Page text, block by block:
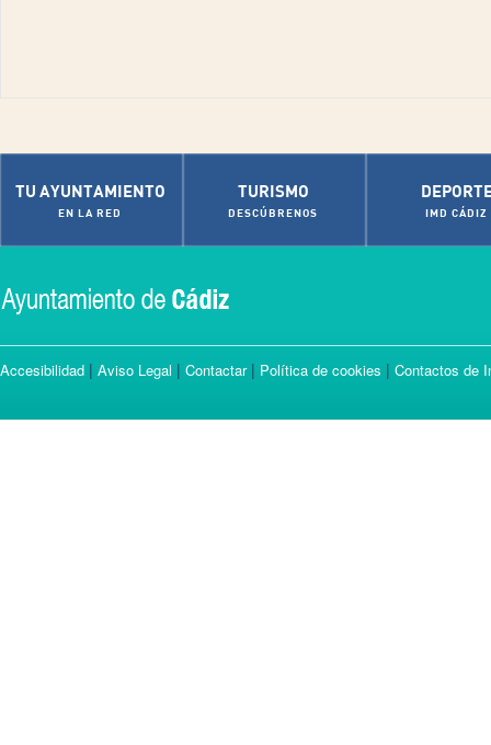
TU AYUNTAMIENTO
EN LA RED
TURISMO
DESCÚBRENOS IMD CÁDIZ
Accesibilidad | Aviso Legal | Contactar| Política de cookies | Contactos de